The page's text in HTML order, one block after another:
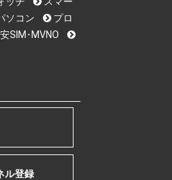
ソコン
プロ
SIM･MVNO
ル登録